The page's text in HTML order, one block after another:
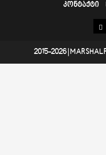
კონტაქტი
2015-2026